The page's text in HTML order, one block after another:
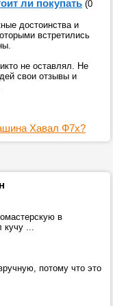
ли покупать (0
достоинства и
встретились
не оставлял. Не
свои отзывы и
Хавал Ф7х?
в
кучу ...
потому что это